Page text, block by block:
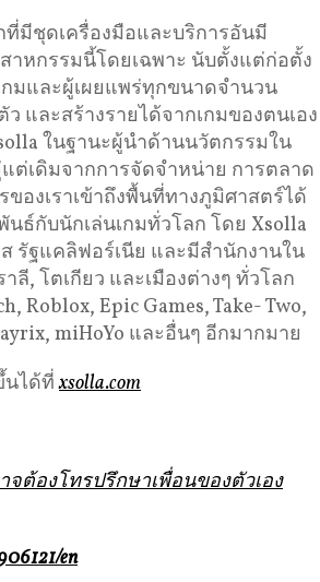
มีชุดเครื่องมือและบริการอันมี
หกรรมนี้โดยเฉพาะ นับตั้งแต่ก่อตั้ง
มและผู้เผยแพร่ทุกขนาดจำนวน
และสร้างรายได้จากเกมของตนเอง
ในฐานะผู้นำด้านนวัตกรรมใน
เดิมจากการจัดจำหน่าย การตลาด
องเราเข้าถึงพื้นที่ทางภูมิศาสตร์ได้
ธ์กับนักเล่นเกมทั่วโลก โดย Xsolla
รัฐแคลิฟอร์เนีย และมีสำนักงานใน
ลี, โตเกียว และเมืองต่างๆ ทั่วโลก
Roblox, Epic Games, Take- Two,
miHoYo และอื่นๆ อีกมากมาย
นได้ที่xsolla.com
จต้องโทรปรึกษาเพื่อนของตัวเอง
en